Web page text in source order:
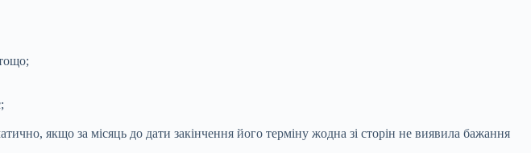
якщо за місяць до дати закінчення його терміну жодна зі сторін не виявила бажання